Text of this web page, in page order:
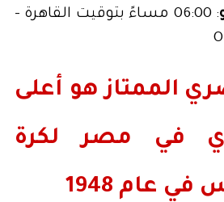
: 06:00 مساءً بتوقيت القاهرة -
الممتاز هو أعلى
في مصر لكرة
عام 1948